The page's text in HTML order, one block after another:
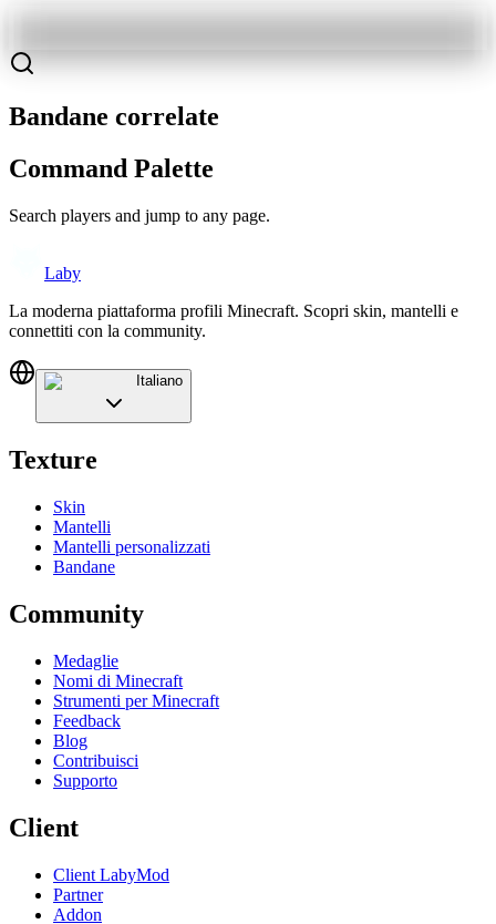
Bandane correlate
Command Palette
Search players and jump to any page.
Laby
La moderna piattaforma profili Minecraft. Scopri skin, mantelli e
connettiti con la community.
Italiano
Texture
Skin
Mantelli
Mantelli personalizzati
Bandane
Community
Medaglie
Nomi di Minecraft
Strumenti per Minecraft
Feedback
Blog
Contribuisci
Supporto
Client
Client LabyMod
Partner
Addon